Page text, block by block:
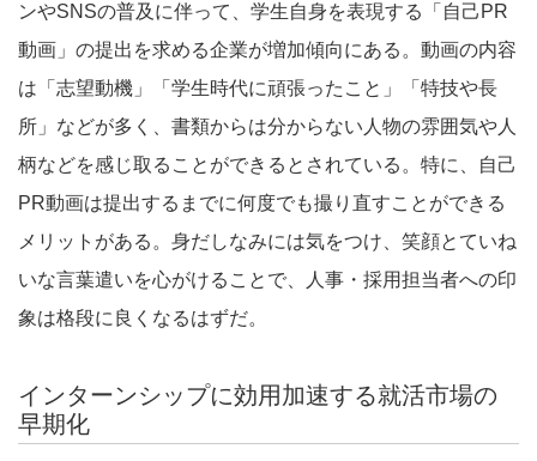
ンやSNSの普及に伴って、学生自身を表現する「自己PR
動画」の提出を求める企業が増加傾向にある。動画の内容
は「志望動機」「学生時代に頑張ったこと」「特技や長
所」などが多く、書類からは分からない人物の雰囲気や人
柄などを感じ取ることができるとされている。特に、自己
PR動画は提出するまでに何度でも撮り直すことができる
メリットがある。身だしなみには気をつけ、笑顔とていね
いな言葉遣いを心がけることで、人事・採用担当者への印
象は格段に良くなるはずだ。
インターンシップに効用加速する就活市場の
早期化